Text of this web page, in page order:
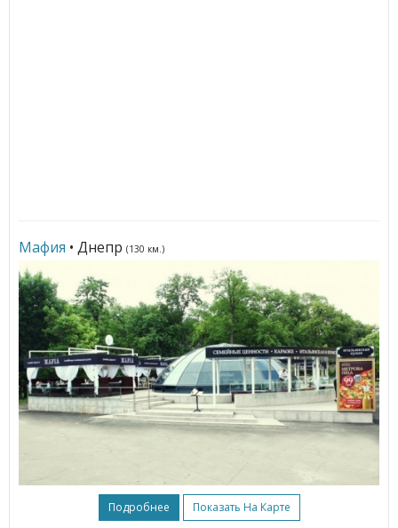
Мафия • Днепр (130 км.)
Подробнее Показать На Карте